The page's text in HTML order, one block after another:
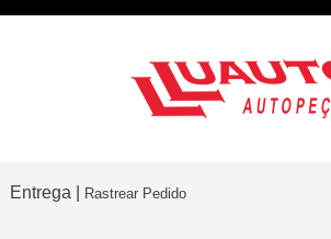
Entrega | Rastrear Pedido